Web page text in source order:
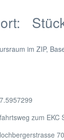
im ZIP,
zum